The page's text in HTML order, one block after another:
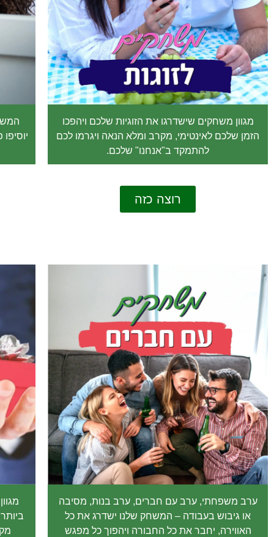
מגוון משחקים שישדרגו את הזוגיות שלכם ויהפכו
הזמן שלכם לאינטימי, מקרב ומלא הנאה ויגרמו לכם
להתמקד ב"אנחנו" שלכם.
רוצה כזה
ערב משפחתי, ערב עם חברים, ערב בנות, מסיבה
או גיבוש בעבודה – המשחק שלנו ישדרג את כל
האווירה, יחבר את כל החבורה ויהפוך כל מפגש